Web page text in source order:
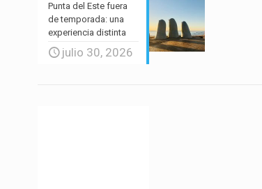
Punta del Este fuera
de temporada: una
experiencia distinta
julio 30, 2026